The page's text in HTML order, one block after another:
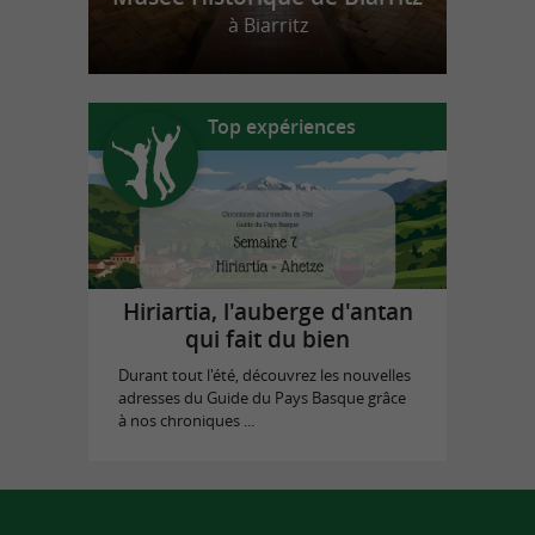
à Biarritz
Top expériences
Hiriartia, l'auberge d'antan
qui fait du bien
Durant tout l'été, découvrez les nouvelles
adresses du Guide du Pays Basque grâce
à nos chroniques ...